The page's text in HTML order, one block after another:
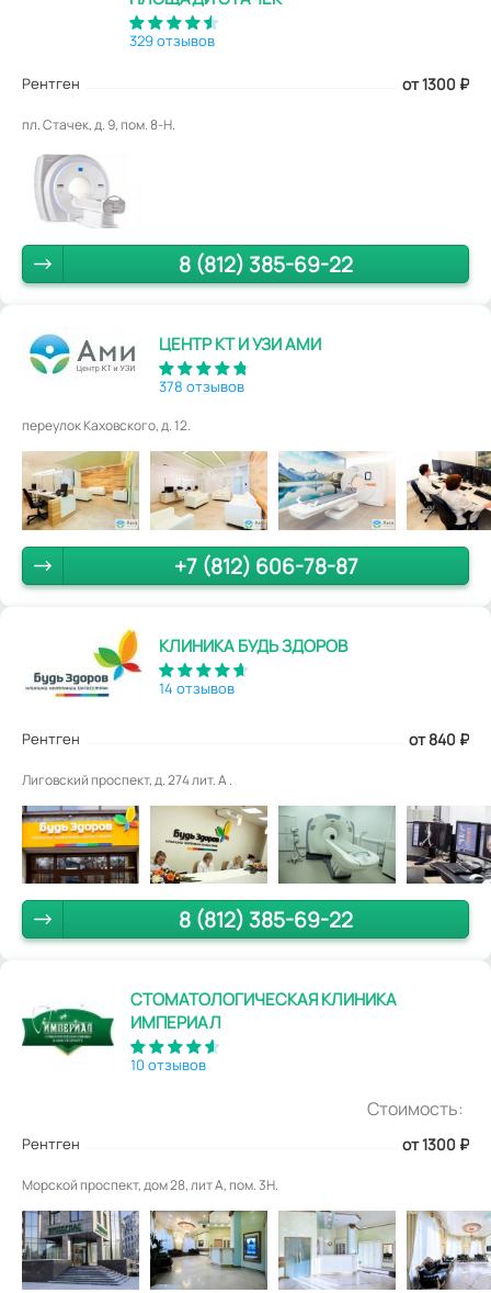
329 отзывов
Рентген от 1300 ₽
пл. Стачек, д. 9, пом. 8-Н.
8 (812) 385-69-22
ЦЕНТР КТ И УЗИ АМИ
378 отзывов
переулок Каховского, д. 12.
+7 (812) 606-78-87
КЛИНИКА БУДЬ ЗДОРОВ
14 отзывов
Рентген от 840 ₽
Лиговский проспект, д. 274 лит. А .
8 (812) 385-69-22
СТОМАТОЛОГИЧЕСКАЯ КЛИНИКА
ИМПЕРИАЛ
10 отзывов
Стоимость:
Рентген от 1300 ₽
Морской проспект, дом 28, лит А, пом. 3Н.